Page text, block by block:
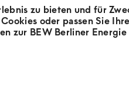
Aktuelles &
zu bieten und für
oder passen Sie
zur BEW Berliner